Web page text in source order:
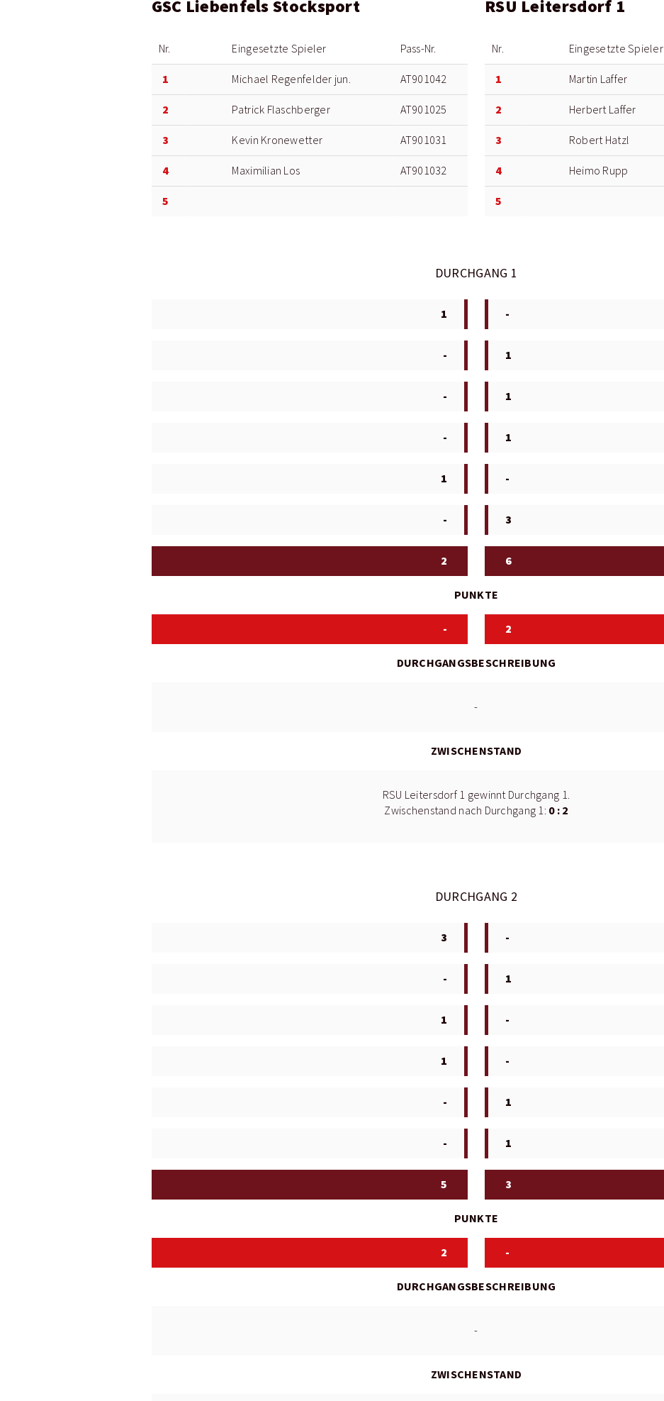
GSC Liebenfels Stocksport
Nr. Eingesetzte Spieler Pass-Nr.
1 Michael Regenfelder jun. AT901042
2 Patrick Flaschberger AT901025
3 Kevin Kronewetter AT901031
4 Maximilian Los AT901032
5
RSU Leitersdorf 1
Nr. Eingesetzte Spieler
1 Martin Laffer
2 Herbert Laffer
3 Robert Hatzl
4 Heimo Rupp
5
DURCHGANG 1
1 -
- 1
- 1
- 1
1 -
- 3
2 6
PUNKTE
- 2
DURCHGANGSBESCHREIBUNG
-
ZWISCHENSTAND
RSU Leitersdorf 1 gewinnt Durchgang 1.
Zwischenstand nach Durchgang 1: 0 : 2
DURCHGANG 2
3 -
- 1
1 -
1 -
- 1
- 1
5 3
PUNKTE
2 -
DURCHGANGSBESCHREIBUNG
-
ZWISCHENSTAND